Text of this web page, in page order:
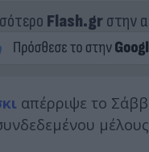
Flash.grστην
απέρριψε το